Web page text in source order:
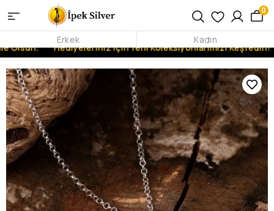
Olsun. Hediyeleriniz İçin Yeni Koleksiyonlarımızı Keşfedin!
0
Erkek Kadın